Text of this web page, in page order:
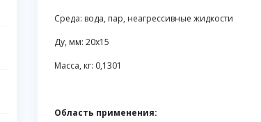
Среда: вода, пар, неагрессивные жидкости
Ду, мм: 20х15
Масса, кг: 0,1301
Область применения: